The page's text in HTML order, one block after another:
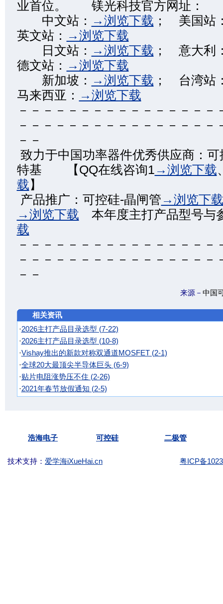
业首位。 镁光科技官方网址：
中文站： →浏览下载 ； 美国站
英文站： →浏览下载
日文站： →浏览下载 ； 意大利
德文站： →浏览下载
新加坡： →浏览下载 ； 台湾站
马来西亚： →浏览下载
－－－－－－－－－－－－－－－－
－－－－－－－－－－－－－－－－
－－
致力于中国功率器件优秀供应商：
特基 【QQ在线咨询1 →浏览下载
载】
产品推广：可控硅-晶闸管 →浏览下载
→浏览下载 本年度主打产品型号与
载
－－－－－－－－－－－－－－－－
－－－－－－－－－－－－－－－－
－－
来源－ 中国
相关资讯
·2026主打产品目录选型 (7-22)
·2026主打产品目录选型 (10-8)
·Vishay推出的新款对称双通道MOSFET (2-1)
·全球20大最顶尖半导体巨头 (6-9)
·贴片电阻涨势压不住 (2-26)
·2021年春节放假通知 (2-5)
浩海电子
可控硅 二极管
技术支持： 爱学海iXueHai.cn 粤ICP备